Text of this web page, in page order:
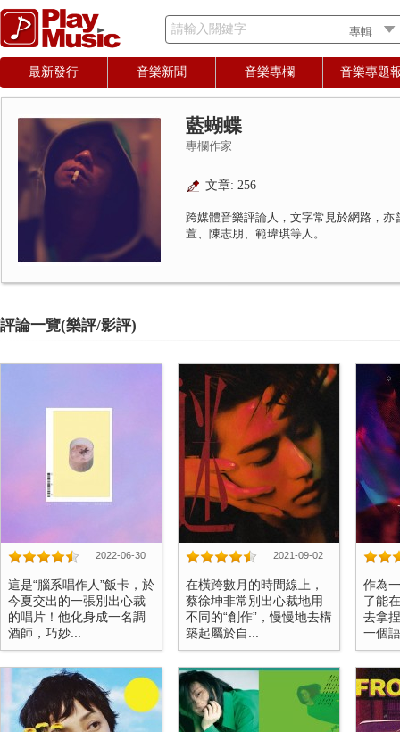
請輸入關鍵字
最新發行 音樂新聞 音樂專欄 音樂專題
藍蝴蝶
專欄作家
文章: 256
跨媒體音樂評論人，文字常見於網路，
萱、陳志朋、範瑋琪等人。
評論一覽(樂評/影評)
2022-06-30
這是“腦系唱作人”飯卡，於
今夏交出的一張別出心裁
的唱片！他化身成一名調
酒師，巧妙...
2021-09-02
在橫跨數月的時間線上，
蔡徐坤非常別出心裁地用
不同的“創作”，慢慢地去構
築起屬於自...
作為
了能
去拿
一個